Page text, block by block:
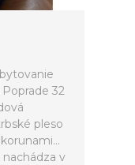
32
pleso
v